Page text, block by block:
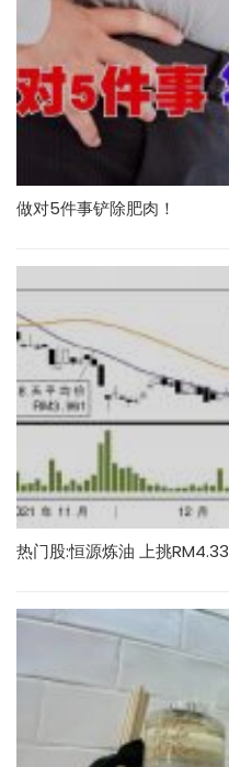
做对5件事铲除肥肉！
热门股:恒源炼油 上挑RM4.33